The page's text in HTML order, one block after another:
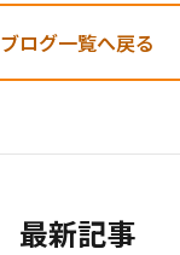
ブログ一覧へ戻る
最新記事